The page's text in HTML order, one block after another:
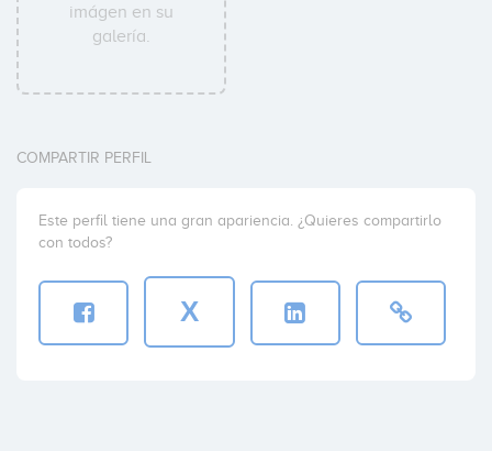
imágen en su
galería.
COMPARTIR PERFIL
Este perfil tiene una gran apariencia. ¿Quieres compartirlo
con todos?
X